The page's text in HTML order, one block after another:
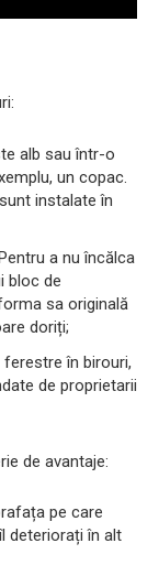
alb sau într-o
un copac.
instalate în
a nu încălca
bloc de
sa originală
doriți;
în birouri,
de proprietarii
de avantaje:
pe care
deteriorați în alt